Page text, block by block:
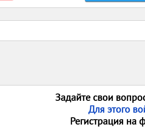
Задайте свои
Для этого
Регистрация на